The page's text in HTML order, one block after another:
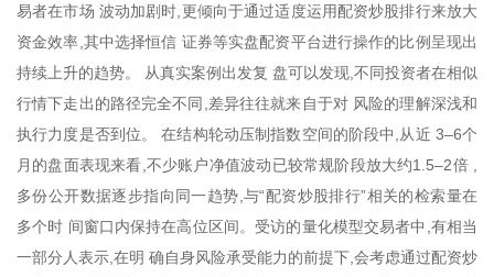
易者在市场 波动加剧时,更倾向于通过适度运用配资炒股排行来放大
资金效率,其中选择恒信 证券等实盘配资平台进行操作的比例呈现出
持续上升的趋势。 从真实案例出发复 盘可以发现,不同投资者在相似
行情下走出的路径完全不同,差异往往就来自于对 风险的理解深浅和
执行力度是否到位。 在结构轮动压制指数空间的阶段中,从近 3–6个
月的盘面表现来看,不少账户净值波动已较常规阶段放大约1.5–2倍 ,
多份公开数据逐步指向同一趋势,与“配资炒股排行”相关的检索量在
多个时 间窗口内保持在高位区间。受访的量化模型交易者中,有相当
一部分人表示,在明 确自身风险承受能力的前提下,会考虑通过配资炒